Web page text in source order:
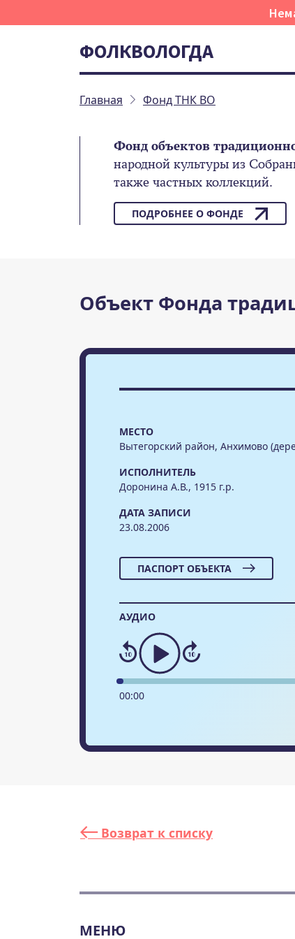
ФОЛКВОЛОГДА
Главная Фонд ТНК ВО
Фонд объектов
народной культуры из
также частных коллекций.
ПОДРОБНЕЕ О ФОНДЕ
Объект Фонда
МЕСТО
Вытегорский район, Анхимово
ИСПОЛНИТЕЛЬ
Доронина А.В., 1915 г.р.
ДАТА ЗАПИСИ
23.08.2006
ПАСПОРТ ОБЪЕКТА
АУДИО
00:00
Возврат к списку
МЕНЮ